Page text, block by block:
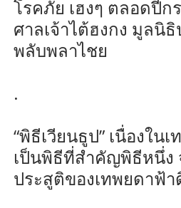
โรคภัย เฮงๆ ตลอดปี
ศาลเจ้าไต้ฮงกง มูลนิธิ
พลับพลาไชย
.
“พิธีเวียนธูป” เนื่องใน
เป็นพิธีที่สำคัญพิธีหนึ่ง
ประสูติของเทพยดาฟ้